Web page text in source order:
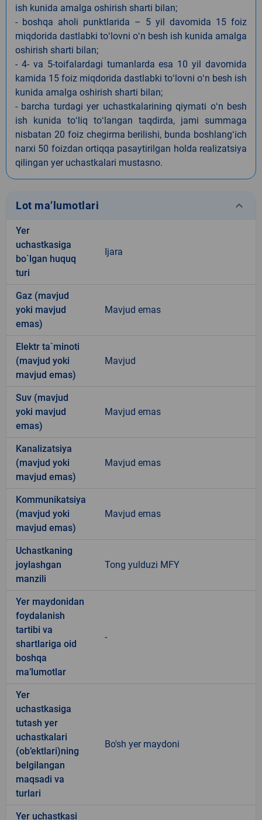
ish kunida amalga oshirish sharti bilan;
- boshqa aholi punktlarida – 5 yil davomida 15 foiz
miqdorida dastlabki toʻlovni oʻn besh ish kunida amalga
oshirish sharti bilan;
- 4- va 5-toifalardagi tumanlarda esa 10 yil davomida
kamida 15 foiz miqdorida dastlabki toʻlovni oʻn besh ish
kunida amalga oshirish sharti bilan;
- barcha turdagi yer uchastkalarining qiymati oʻn besh
ish kunida toʻliq toʻlangan taqdirda, jami summaga
nisbatan 20 foiz chegirma berilishi, bunda boshlangʻich
narxi 50 foizdan ortiqqa pasaytirilgan holda realizatsiya
qilingan yer uchastkalari mustasno.
Lot ma’lumotlari keyboard_arrow_down
Yer
uchastkasiga
bo`lgan huquq
turi
Ijara
Gaz (mavjud
yoki mavjud
emas)
Mavjud emas
Elektr ta`minoti
(mavjud yoki
mavjud emas)
Mavjud
Suv (mavjud
yoki mavjud
emas)
Mavjud emas
Kanalizatsiya
(mavjud yoki
mavjud emas)
Mavjud emas
Kommunikatsiya
(mavjud yoki
mavjud emas)
Mavjud emas
Uchastkaning
joylashgan
manzili
Tong yulduzi MFY
Yer maydonidan
foydalanish
tartibi va
shartlariga oid
boshqa
ma’lumotlar
-
Yer
uchastkasiga
tutash yer
uchastkalari
(ob’ektlari)ning
belgilangan
maqsadi va
turlari
Bo'sh yer maydoni
Yer uchastkasi